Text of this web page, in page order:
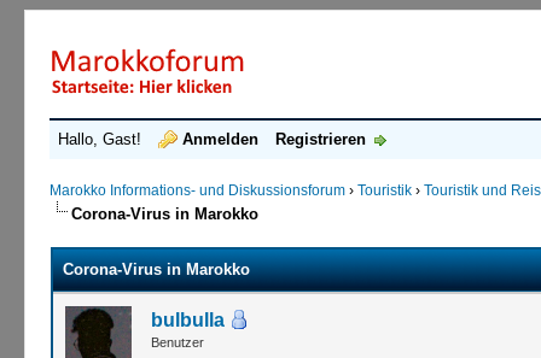
Hallo, Gast! Anmelden Registrieren
Marokko Informations- und Diskussionsforum ›Touristik ›Touristik und
Corona-Virus in Marokko
Corona-Virus in Marokko
bulbulla
Benutzer